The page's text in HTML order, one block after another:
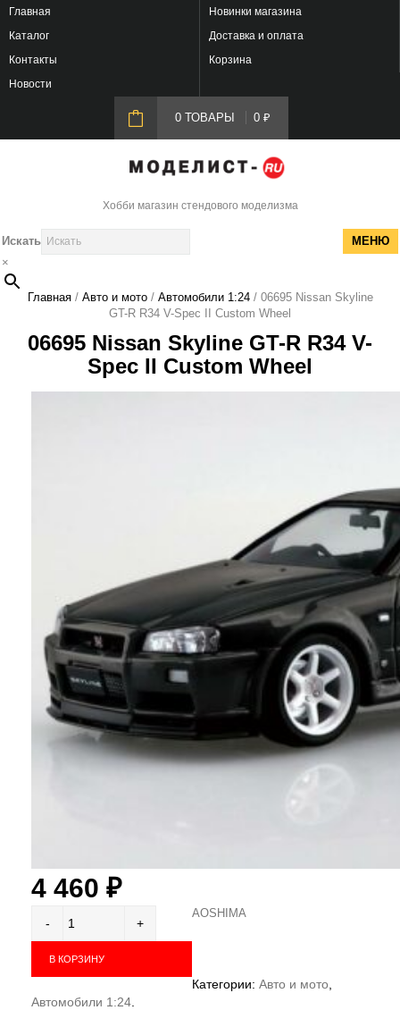
Главная
Новинки магазина
Каталог
Доставка и оплата
Контакты
Корзина
Новости
0 ТОВАРЫ 0 ₽
Хобби магазин стендового моделизма
МЕНЮ
Искать
×
Главная/ Авто и мото/ Автомобили 1:24/ 06695 Nissan Skyline
GT-R R34 V-Spec II Custom Wheel
06695 Nissan Skyline GT-R R34 V-
Spec II Custom Wheel
4 460 ₽
AOSHIMA
В КОРЗИНУ
Категории: Авто и мото
Автомобили 1:24